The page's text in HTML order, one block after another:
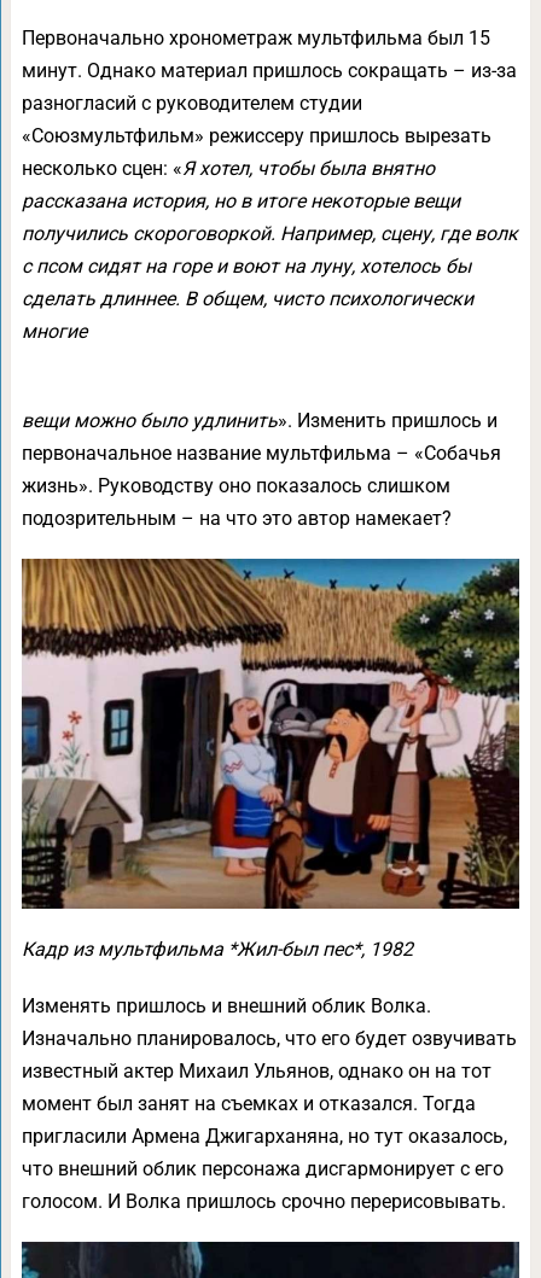
Первоначально хронометраж мультфильма был 15
минут. Однако материал пришлось сокращать – из-за
разногласий с руководителем студии
«Союзмультфильм» режиссеру пришлось вырезать
несколько сцен: «Я хотел, чтобы была внятно
рассказана история, но в итоге некоторые вещи
получились скороговоркой. Например, сцену, где волк
с псом сидят на горе и воют на луну, хотелось бы
сделать длиннее. В общем, чисто психологически
многие
вещи можно было удлинить». Изменить пришлось и
первоначальное название мультфильма – «Собачья
жизнь». Руководству оно показалось слишком
подозрительным – на что это автор намекает?
Кадр из мультфильма *Жил-был пес*, 1982
Изменять пришлось и внешний облик Волка.
Изначально планировалось, что его будет озвучивать
известный актер Михаил Ульянов, однако он на тот
момент был занят на съемках и отказался. Тогда
пригласили Армена Джигарханяна, но тут оказалось,
что внешний облик персонажа дисгармонирует с его
голосом. И Волка пришлось срочно перерисовывать.